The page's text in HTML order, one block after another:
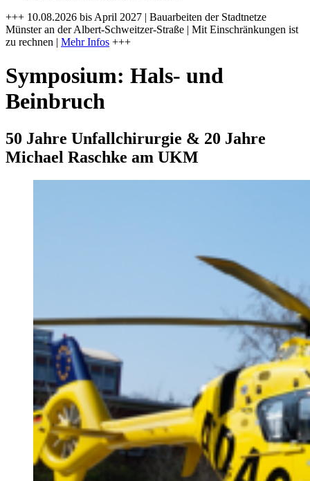
+++ 10.08.2026 bis April 2027 | Bauarbeiten der Stadtnetze
Münster an der Albert-Schweitzer-Straße | Mit Einschränkungen ist
zu rechnen | Mehr Infos +++
Symposium: Hals- und
Beinbruch
50 Jahre Unfallchirurgie & 20 Jahre
Michael Raschke am UKM